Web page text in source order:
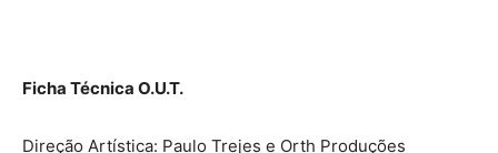
Ficha Técnica O.U.T.
Direção Artística: Paulo Trejes e Orth Produções